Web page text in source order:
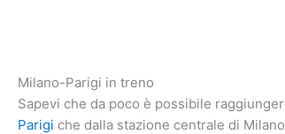
Milano-Parigi in treno
Sapevi che da poco è possibile
Parigi che dalla stazione centrale di